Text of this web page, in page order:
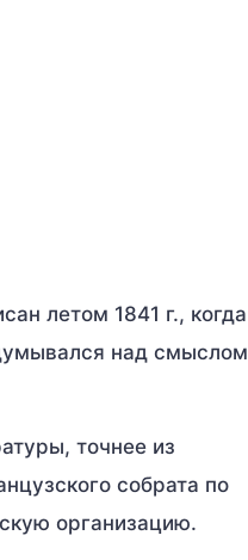
летом 1841 г., когда
над смыслом
точнее из
собрата по
организацию.